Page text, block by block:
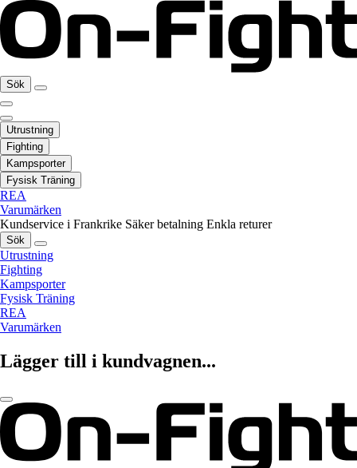
Sök
Utrustning
Fighting
Kampsporter
Fysisk Träning
REA
Varumärken
Kundservice i Frankrike Säker betalning Enkla returer
Sök
Utrustning
Fighting
Kampsporter
Fysisk Träning
REA
Varumärken
Lägger till i kundvagnen...